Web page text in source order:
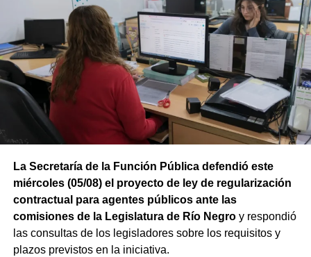
La Secretaría de la Función Pública defendió este
miércoles (05/08) el proyecto de ley de regularización
contractual para agentes públicos ante las
comisiones de la Legislatura de Río Negroy respondió
las consultas de los legisladores sobre los requisitos y
plazos previstos en la iniciativa.